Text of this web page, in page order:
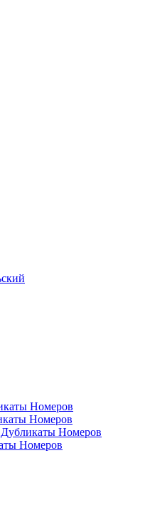
Номеров
Номеров
Номеров
Номеров